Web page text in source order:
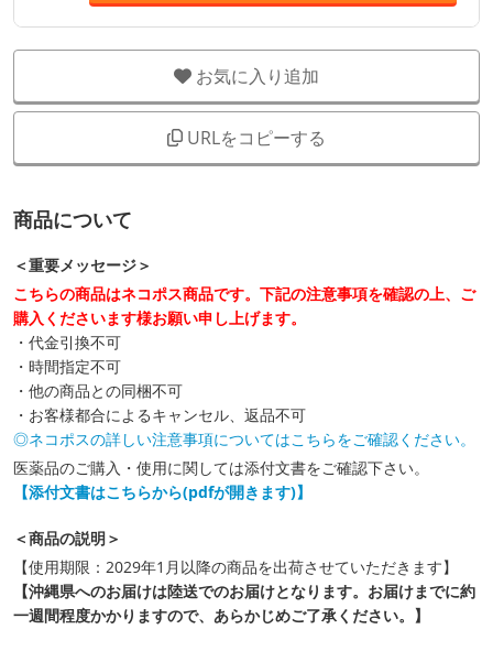
お気に入り追加
URLをコピーする
商品について
＜重要メッセージ＞
こちらの商品はネコポス商品です。下記の注意事項を確認の上、ご
購入くださいます様お願い申し上げます。
・代金引換不可
・時間指定不可
・他の商品との同梱不可
・お客様都合によるキャンセル、返品不可
◎ネコポスの詳しい注意事項についてはこちらをご確認ください。
医薬品のご購入・使用に関しては添付文書をご確認下さい。
【添付文書はこちらから(pdfが開きます)】
＜商品の説明＞
【使用期限：2029年1月以降の商品を出荷させていただきます】
【沖縄県へのお届けは陸送でのお届けとなります。お届けまでに約
一週間程度かかりますので、あらかじめご了承ください。】